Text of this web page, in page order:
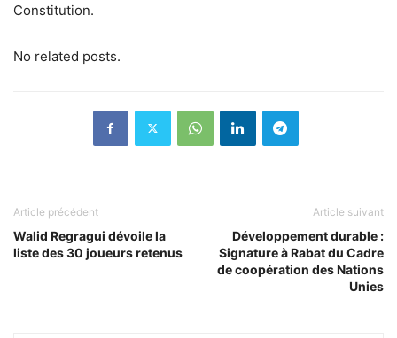
Constitution.
No related posts.
Article précédent
Walid Regragui dévoile la
liste des 30 joueurs retenus
Article suivant
Développement durable :
Signature à Rabat du Cadre
de coopération des Nations
Unies